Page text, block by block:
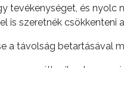
tevékenységet, és
is szeretnék csökkenteni
a távolság betartásával
megváltozik: a